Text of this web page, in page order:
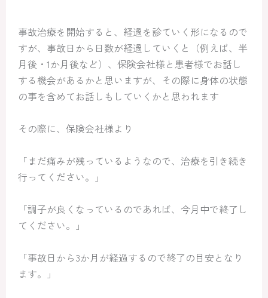
事故治療を開始すると、経過を診ていく形になるので
すが、事故日から日数が経過していくと（例えば、半
月後・1か月後など）、保険会社様と患者様でお話し
する機会があるかと思いますが、その際に身体の状態
の事を含めてお話しもしていくかと思われます
その際に、保険会社様より
「まだ痛みが残っているようなので、治療を引き続き
行ってください。」
「調子が良くなっているのであれば、今月中で終了し
てください。」
「事故日から3か月が経過するので終了の目安となり
ます。」